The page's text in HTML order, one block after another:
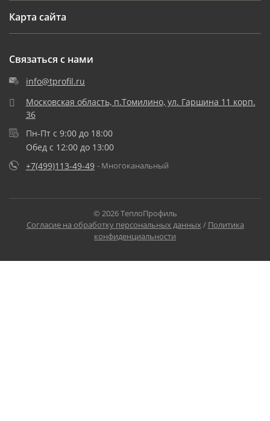
Карта сайта
Связаться с нами
info@tprofil.ru
Московская область, п.Томилино, ул. Гаршина 11 корп.
36
Пн-Пт с 9:00 до 18:00
Обед с 12:00 до 13:00
+7(499)113-49-49 - Многоканальный
© 2026 ТеплоПрофиль
Согласие на обработку персональных данных / Политика
конфиденциальности